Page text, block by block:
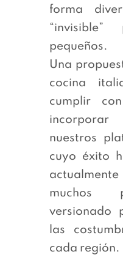
forma
pequeños.
Una
cocina
cumplir
nuestros
cuyo éxito
muchos
versionado
las
cada región.